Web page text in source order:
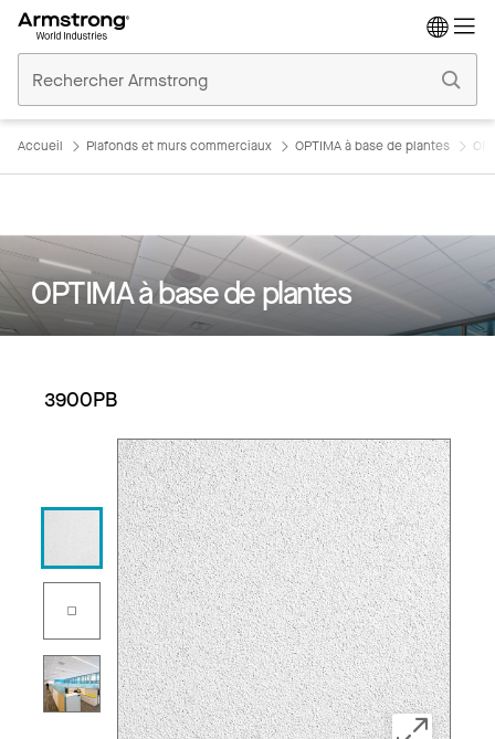
Plafonds
Commerciaux
Accueil Plafonds et murs commerciaux OPTIMA à base de plantes
OPTIMA à base de plantes
3900PB